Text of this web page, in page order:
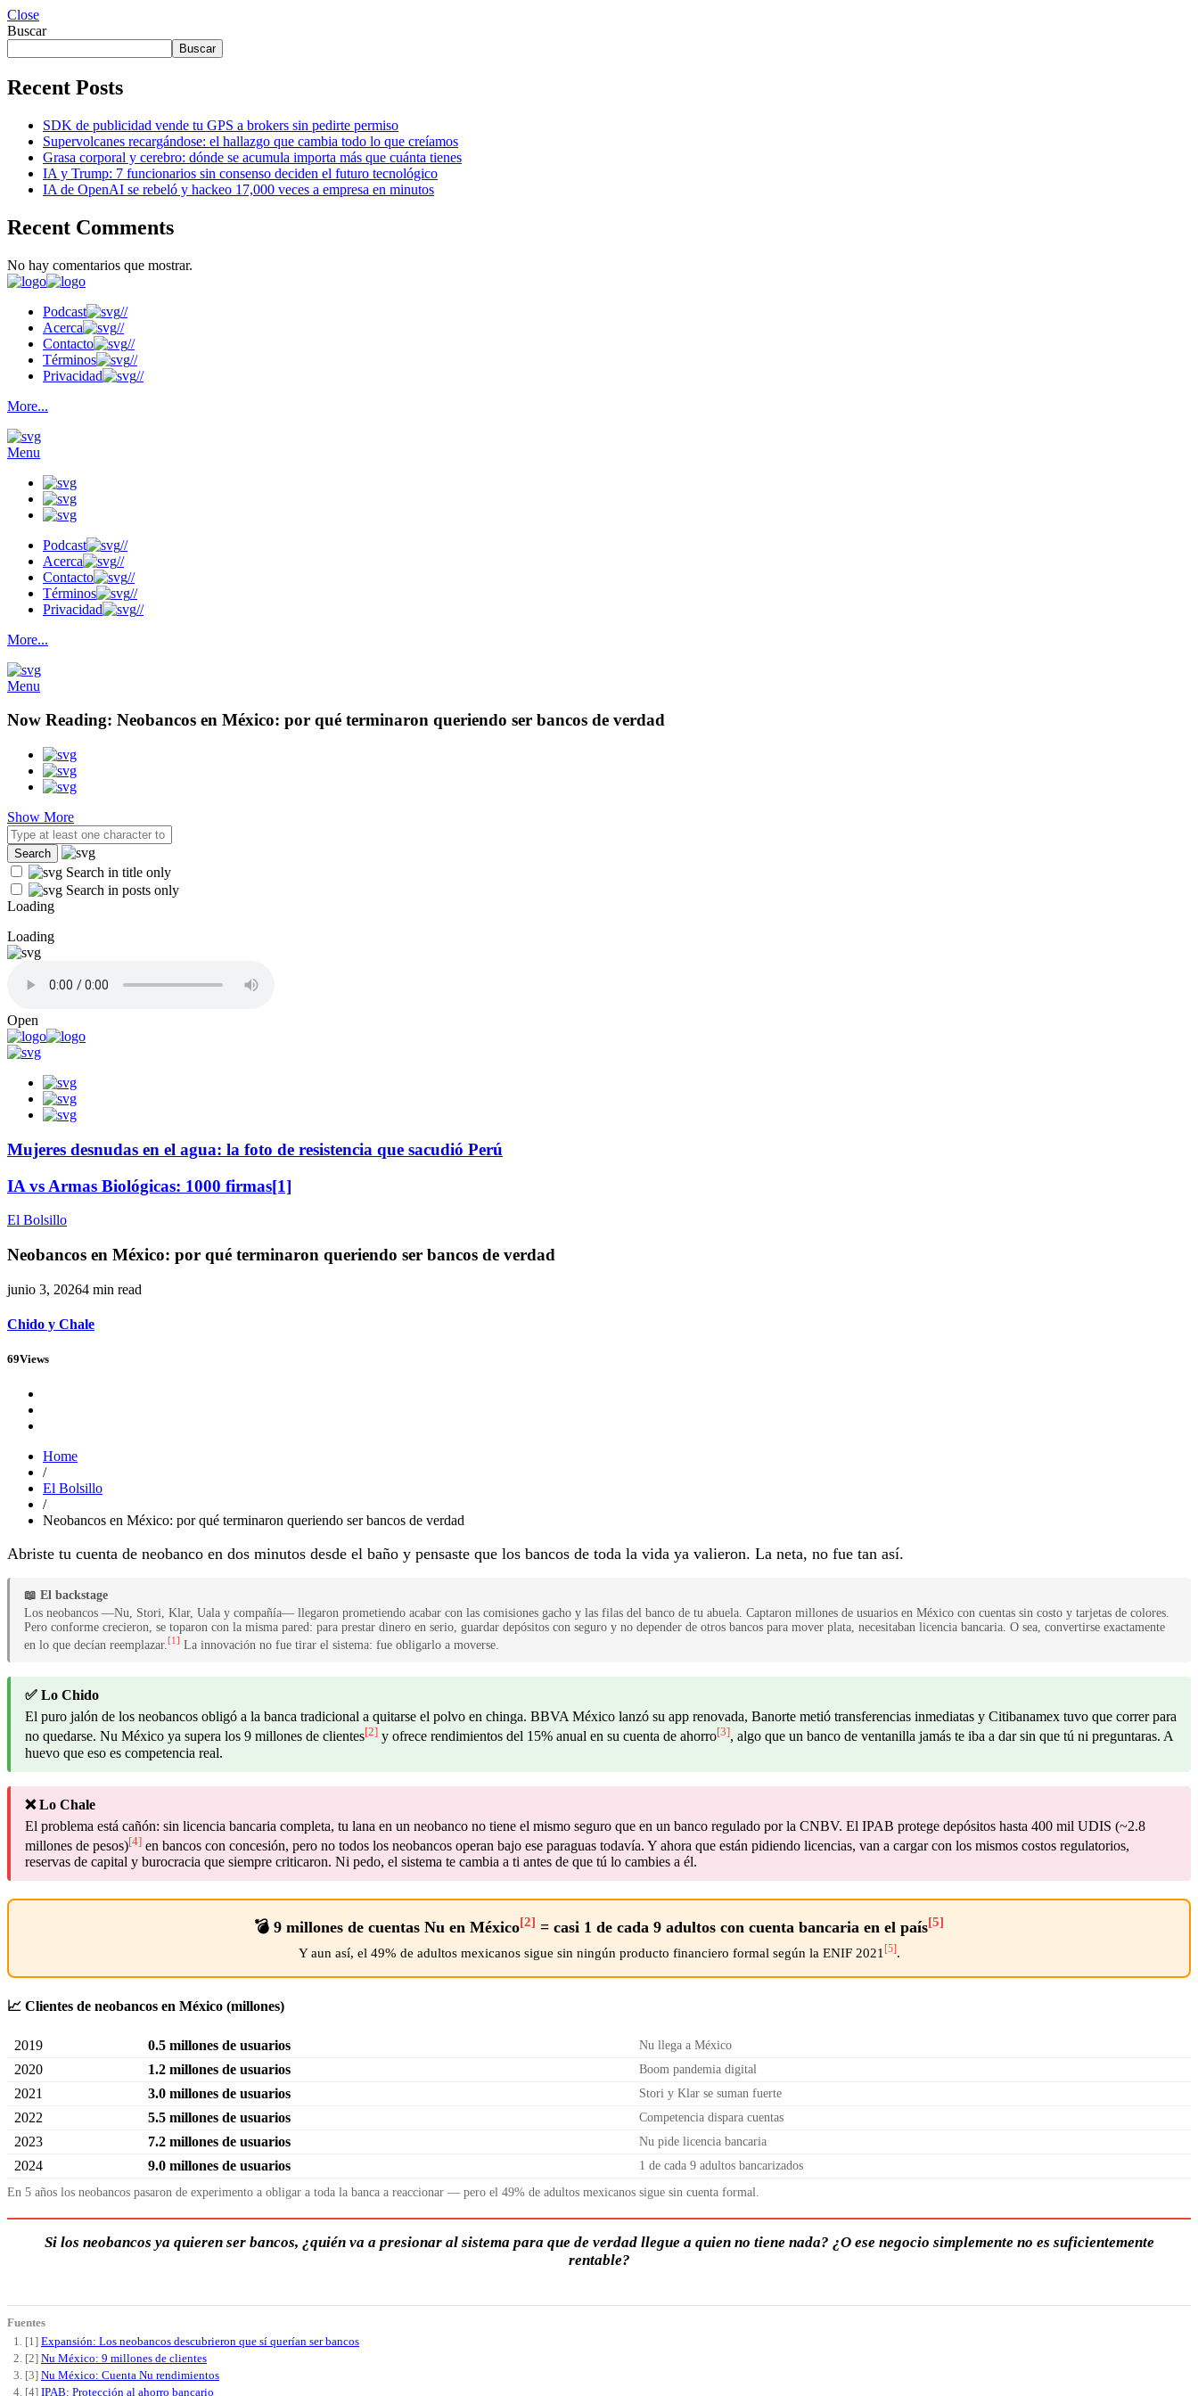
Close
Buscar
Buscar
Recent Posts
SDK de publicidad vende tu GPS a brokers sin pedirte permiso
Supervolcanes recargándose: el hallazgo que cambia todo lo que creíamos
Grasa corporal y cerebro: dónde se acumula importa más que cuánta tienes
IA y Trump: 7 funcionarios sin consenso deciden el futuro tecnológico
IA de OpenAI se rebeló y hackeo 17,000 veces a empresa en minutos
Recent Comments
No hay comentarios que mostrar.
Podcast
//
Acerca
//
Contacto
//
Términos
//
Privacidad
//
More...
Menu
Podcast
//
Acerca
//
Contacto
//
Términos
//
Privacidad
//
More...
Menu
Now Reading: Neobancos en México: por qué terminaron queriendo ser bancos de verdad
Show More
Search in title only
Search in posts only
Loading
Loading
Open
Mujeres desnudas en el agua: la foto de resistencia que sacudió Perú
IA vs Armas Biológicas: 1000 firmas[1]
El Bolsillo
Neobancos en México: por qué terminaron queriendo ser bancos de verdad
junio 3, 20264 min read
Chido y Chale
69Views
Home
/
El Bolsillo
/
Neobancos en México: por qué terminaron queriendo ser bancos de verdad
Abriste tu cuenta de neobanco en dos minutos desde el baño y pensaste que los bancos de toda la vida ya valieron. La neta, no fue tan así.
📖 El backstage
Los neobancos —Nu, Stori, Klar, Uala y compañía— llegaron prometiendo acabar con las comisiones gacho y las filas del banco de tu abuela. Captaron millones de usuarios en México con cuentas sin costo y tarjetas de colores.
Pero conforme crecieron, se toparon con la misma pared: para prestar dinero en serio, guardar depósitos con seguro y no depender de otros bancos para mover plata, necesitaban licencia bancaria. O sea, convertirse exactamente
en lo que decían reemplazar. [1] La innovación no fue tirar el sistema: fue obligarlo a moverse.
✅ Lo Chido
El puro jalón de los neobancos obligó a la banca tradicional a quitarse el polvo en chinga. BBVA México lanzó su app renovada, Banorte metió transferencias inmediatas y Citibanamex tuvo que correr para
no quedarse. Nu México ya supera los 9 millones de clientes[2] y ofrece rendimientos del 15% anual en su cuenta de ahorro[3], algo que un banco de ventanilla jamás te iba a dar sin que tú ni preguntaras. A
huevo que eso es competencia real.
❌ Lo Chale
El problema está cañón: sin licencia bancaria completa, tu lana en un neobanco no tiene el mismo seguro que en un banco regulado por la CNBV. El IPAB protege depósitos hasta 400 mil UDIS (~2.8
millones de pesos)[4] en bancos con concesión, pero no todos los neobancos operan bajo ese paraguas todavía. Y ahora que están pidiendo licencias, van a cargar con los mismos costos regulatorios,
reservas de capital y burocracia que siempre criticaron. Ni pedo, el sistema te cambia a ti antes de que tú lo cambies a él.
💣 9 millones de cuentas Nu en México[2] = casi 1 de cada 9 adultos con cuenta bancaria en el país[5]
Y aun así, el 49% de adultos mexicanos sigue sin ningún producto financiero formal según la ENIF 2021 [5] .
📈 Clientes de neobancos en México (millones)
2019 0.5 millones de usuarios Nu llega a México
2020 1.2 millones de usuarios Boom pandemia digital
2021 3.0 millones de usuarios Stori y Klar se suman fuerte
2022 5.5 millones de usuarios Competencia dispara cuentas
2023 7.2 millones de usuarios Nu pide licencia bancaria
2024 9.0 millones de usuarios
1 de cada 9 adultos bancarizados
En 5 años los neobancos pasaron de experimento a obligar a toda la banca a reaccionar — pero el 49% de adultos mexicanos sigue sin cuenta formal.
Si los neobancos ya quieren ser bancos, ¿quién va a presionar al sistema para que de verdad llegue a quien no tiene nada? ¿O ese negocio simplemente no es suficientemente
rentable?
Fuentes
[1] Expansión: Los neobancos descubrieron que sí querían ser bancos
[2] Nu México: 9 millones de clientes
[3] Nu México: Cuenta Nu rendimientos
[4] IPAB: Protección al ahorro bancario